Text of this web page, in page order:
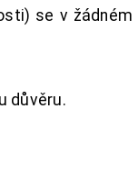
se v
důvěru.